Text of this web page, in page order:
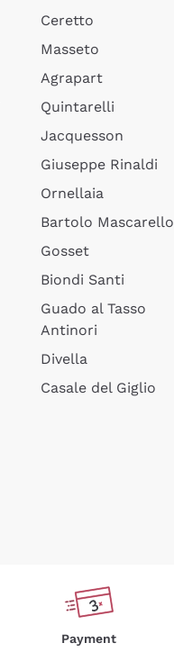
Ceretto
Masseto
Agrapart
Quintarelli
Jacquesson
Giuseppe Rinaldi
Ornellaia
Bartolo Mascarello
Gosset
Biondi Santi
Guado al Tasso
Antinori
Divella
Casale del Giglio
Payment